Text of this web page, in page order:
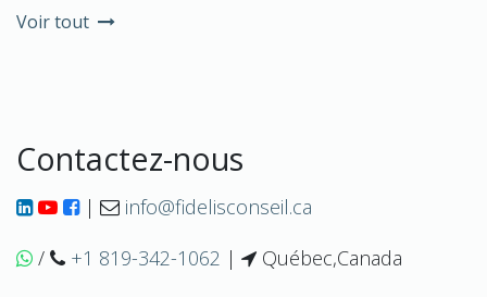
Voir tout
Contactez-nous
|
info@fidelisconseil.ca
/
+1 819-342-1062 |
Québec,Canada